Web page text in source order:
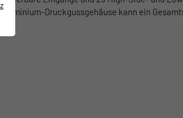
Aluminium-Druckgussgehäuse kann ein